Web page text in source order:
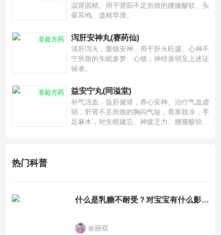
温肾固精。用于肾阳不足所致的腰膝酸软、头
晕耳鸣、遗精早泄。
非处方药 泻肝安神丸(赛药仙)
清肝泻火，重镇安神。用于肝火旺盛、心神不
宁所致的失眠多梦、心烦；神经衰弱见上述证
候者。
非处方药 益安宁丸(同溢堂)
补气活血，益肝健肾，养心安神。治疗气血虚
弱，肝肾不足所致的胸闷气短，畏寒肢冷，手
足麻木，对失眠健忘、神疲乏力、腰膝酸软也
热门科普
什么是乳糖不耐受？对宝宝有什么影响？
余丽双